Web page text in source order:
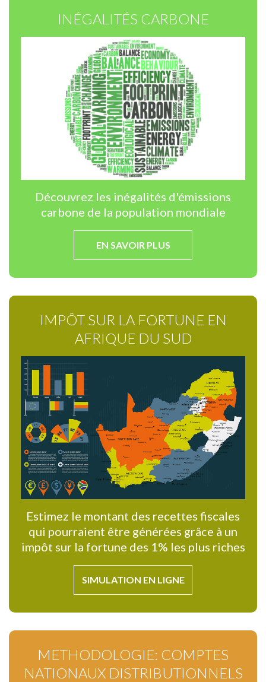
INÉGALITÉS CARBONE
Découvrez les inégalités d'émissions
carbone de la population mondiale
EN SAVOIR PLUS
IMPÔT SUR LA FORTUNE EN
AFRIQUE DU SUD
Estimez le montant des recettes fiscales
qui pourraient être générées grâce à un
impôt sur la fortune des 1% les plus riches
SIMULATION EN LIGNE
METHODOLOGIE: COMPTES
NATIONAUX DISTRIBUTIONNELS